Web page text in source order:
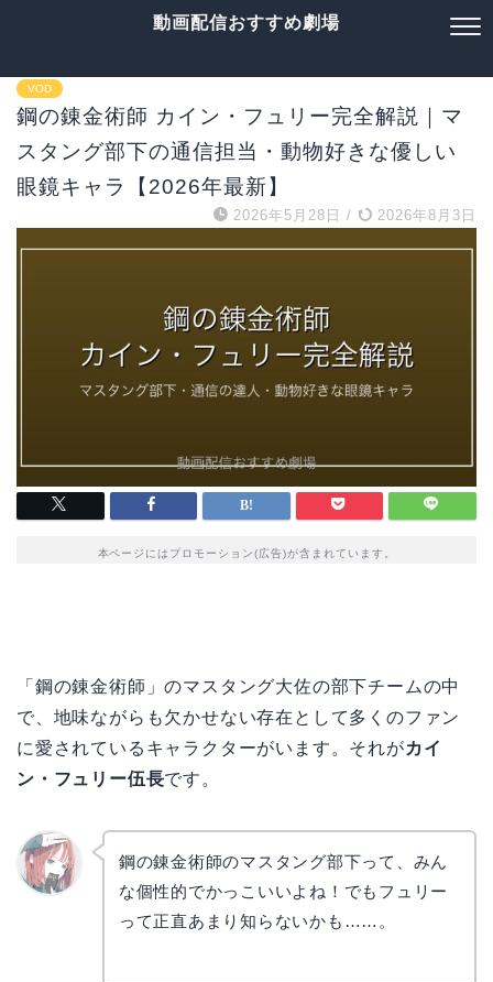
動画配信おすすめ劇場
VOD
鋼の錬金術師 カイン・フュリー完全解説｜マ
スタング部下の通信担当・動物好きな優しい
眼鏡キャラ【2026年最新】
2026年5月28日 / 2026年8月3日
本ページにはプロモーション(広告)が含まれています。
「鋼の錬金術師」のマスタング大佐の部下チームの中
で、地味ながらも欠かせない存在として多くのファン
に愛されているキャラクターがいます。それがカイ
ン・フュリー伍長です。
鋼の錬金術師のマスタング部下って、みん
な個性的でかっこいいよね！でもフュリー
って正直あまり知らないかも……。